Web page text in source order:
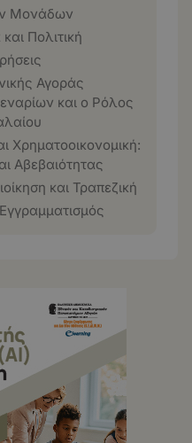
Μονάδων
Πολιτική
Αγοράς
και ο Ρόλος
Χρηματοοικονομική:
Αβεβαιότητας
και Τραπεζική